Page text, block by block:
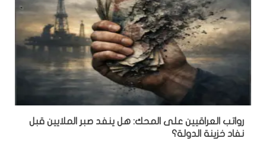
رواتب العراقيين على المحك: هل ينفد صبر الملايين قبل
نفاد خزينة الدولة؟